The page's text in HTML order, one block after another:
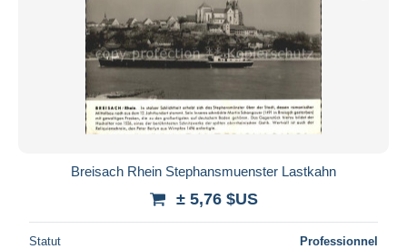
Breisach Rhein Stephansmuenster Lastkahn
± 5,76 $US
Statut Professionnel